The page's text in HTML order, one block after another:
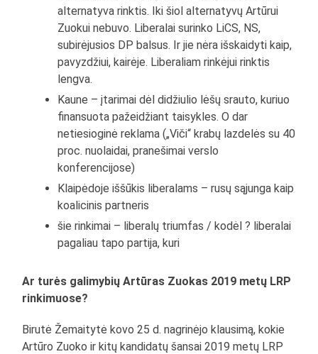
alternatyva rinktis. Iki šiol alternatyvų Artūrui
Zuokui nebuvo. Liberalai surinko LiCS, NS,
subirėjusios DP balsus. Ir jie nėra išskaidyti kaip,
pavyzdžiui, kairėje. Liberaliam rinkėjui rinktis
lengva.
Kaune – įtarimai dėl didžiulio lėšų srauto, kuriuo
finansuota pažeidžiant taisykles. O dar
netiesioginė reklama („Viči“ krabų lazdelės su 40
proc. nuolaidai, pranešimai verslo
konferencijose)
Klaipėdoje iššūkis liberalams – rusų sąjunga kaip
koalicinis partneris
šie rinkimai – liberalų triumfas / kodėl ? liberalai
pagaliau tapo partija, kuri
Ar turės galimybių Artūras Zuokas 2019 metų LRP
rinkimuose?
Birutė Žemaitytė kovo 25 d. nagrinėjo klausimą, kokie
Artūro Zuoko ir kitų kandidatų šansai 2019 metų LRP